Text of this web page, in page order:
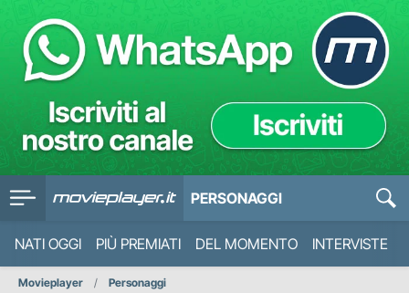
PERSONAGGI
NATI OGGI PIÙ PREMIATI DEL MOMENTO INTERVISTE
Movieplayer Personaggi